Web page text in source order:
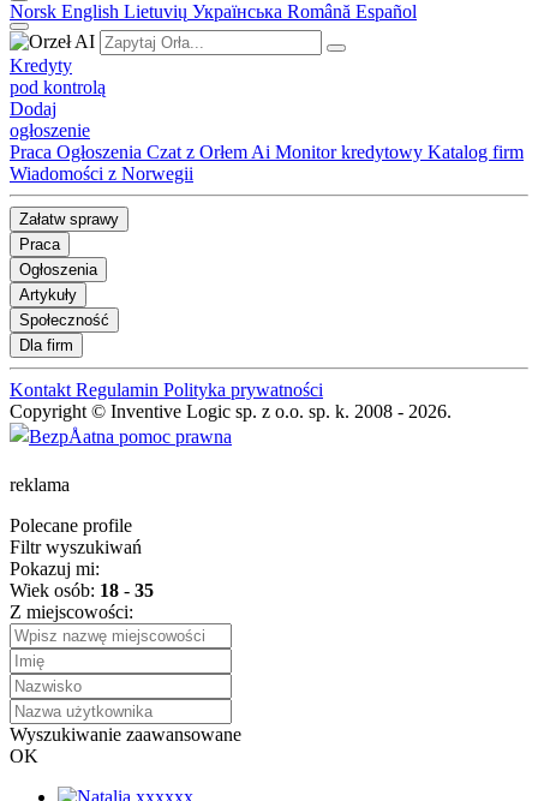
Norsk English Lietuvių Українська Română Español
Kredyty
pod kontrolą
Dodaj
ogłoszenie
Praca Ogłoszenia Czat z Orłem Ai Monitor kredytowy Katalog firm
Wiadomości z Norwegii
Załatw sprawy
Praca
Ogłoszenia
Artykuły
Społeczność
Dla firm
Kontakt Regulamin Polityka prywatności
Copyright © Inventive Logic sp. z o.o. sp. k. 2008 - 2026.
reklama
Polecane profile
Filtr wyszukiwań
Pokazuj mi:
Wiek osób: 18 - 35
Z miejscowości:
Wyszukiwanie zaawansowane
OK